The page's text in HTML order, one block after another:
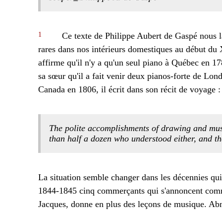
1
Ce texte de Philippe Aubert de Gaspé nous
rares dans nos intérieurs domestiques au début
affirme qu'il n'y a qu'un seul piano à Québec en
sa sœur qu'il a fait venir deux pianos-forte de
Canada en 1806, il écrit dans son récit de voyage :
The polite accomplishments of drawing and
than half a dozen who understood either, and
La situation semble changer dans les décennies
1844-1845 cinq commerçants qui s'annoncent
Jacques, donne en plus des leçons de musique.